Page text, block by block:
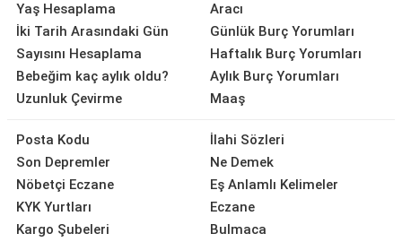
Yaş Hesaplama
İki Tarih Arasındaki Gün
Sayısını Hesaplama
Bebeğim kaç aylık oldu?
Uzunluk Çevirme
Aracı
Günlük Burç Yorumları
Haftalık Burç Yorumları
Aylık Burç Yorumları
Maaş
Posta Kodu
Son Depremler
Nöbetçi Eczane
KYK Yurtları
Kargo Şubeleri
İlahi Sözleri
Ne Demek
Eş Anlamlı Kelimeler
Eczane
Bulmaca